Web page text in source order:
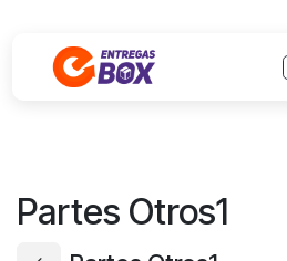
Partes Otros1